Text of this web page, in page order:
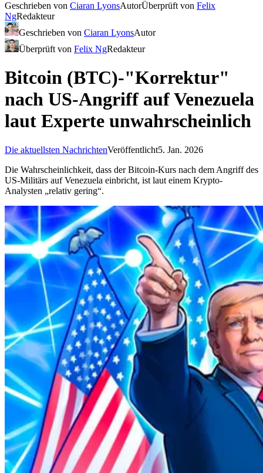
Geschrieben von Ciaran LyonsAutorÜberprüft von Felix
NgRedakteur
Geschrieben von Ciaran LyonsAutor
Überprüft von Felix NgRedakteur
Bitcoin (BTC)-"Korrektur"
nach US-Angriff auf Venezuela
laut Experte unwahrscheinlich
Die aktuellsten NachrichtenVeröffentlicht5. Jan. 2026
Die Wahrscheinlichkeit, dass der Bitcoin-Kurs nach dem Angriff des
US-Militärs auf Venezuela einbricht, ist laut einem Krypto-
Analysten „relativ gering“.